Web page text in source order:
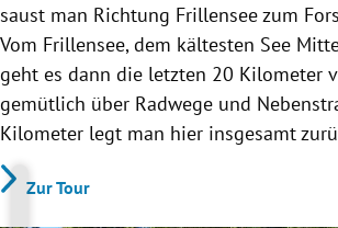
saust man Richtung Frillensee zum
Vom Frillensee, dem kältesten See
geht es dann die letzten 20 Kilometer
gemütlich über Radwege und
Kilometer legt man hier insgesamt
Zur Tour